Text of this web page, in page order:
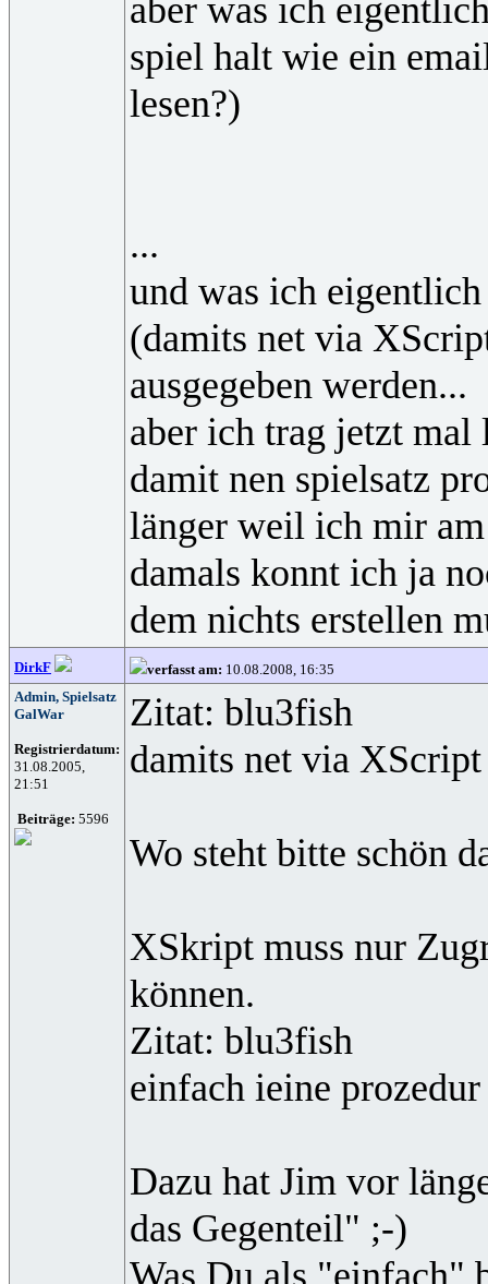
aber was ich
spiel halt wie ein
lesen?)
...
und was ich
(damits net via
ausgegeben werden...
aber ich trag jetzt
damit nen spielsatz
länger weil ich mir
damals konnt ich ja
dem nichts erstellen
DirkF verfasst am: 10.08.2008, 16:35
Admin, Spielsatz
GalWar
Registrierdatum:
31.08.2005,
21:51
Beiträge: 5596
Zitat: blu3fish
damits net via
Wo steht bitte schön
XSkript muss nur
können.
Zitat: blu3fish
einfach ieine
Dazu hat Jim vor
das Gegenteil" ;-)
Was Du als "einfach"